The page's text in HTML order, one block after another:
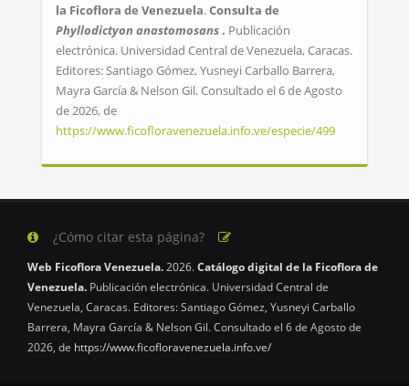
la Ficoflora de Venezuela.Consulta de
Phyllodictyon anastomosans . Publicación
electrónica. Universidad Central de Venezuela, Caracas.
Editores: Santiago Gómez, Yusneyi Carballo Barrera,
Mayra García & Nelson Gil. Consultado el 6 de Agosto
de 2026, de
https://www.ficofloravenezuela.info.ve/especie/499
¿Cómo citar esta página?
Web Ficoflora Venezuela.2026.Catálogo digital de la Ficoflora de
Venezuela. Publicación electrónica. Universidad Central de
Venezuela, Caracas. Editores: Santiago Gómez, Yusneyi Carballo
Barrera, Mayra García & Nelson Gil. Consultado el 6 de Agosto de
2026, de https://www.ficofloravenezuela.info.ve/